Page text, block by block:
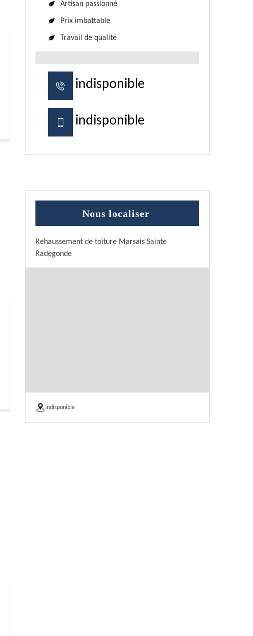
Artisan passionné
Prix imbattable
Travail de qualité
indisponible
indisponible
Nous localiser
Rehaussement de toiture Marsais Sainte
Radegonde
indisponible